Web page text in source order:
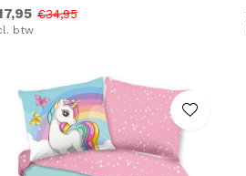
€34,95
btw